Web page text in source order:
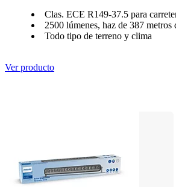
Clas. ECE R149-37.5 para
2500 lúmenes, haz de 387 metros
Todo tipo de terreno y clima
Ver producto